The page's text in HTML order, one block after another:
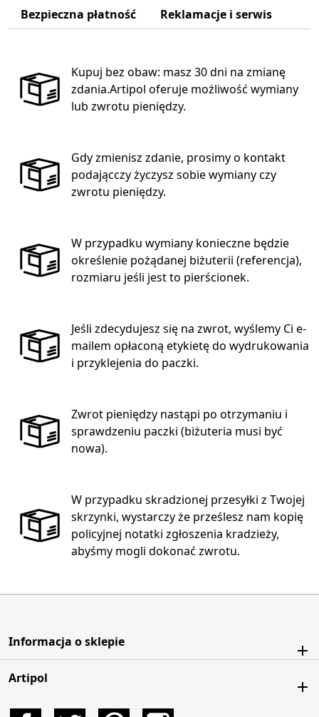
Bezpieczna płatność
Reklamacje i serwis
Kupuj bez obaw: masz 30 dni na zmianę
zdania.Artipol oferuje możliwość wymiany
lub zwrotu pieniędzy.
Gdy zmienisz zdanie, prosimy o kontakt
podającczy życzysz sobie wymiany czy
zwrotu pieniędzy.
W przypadku wymiany konieczne będzie
określenie pożądanej biżuterii (referencja),
rozmiaru jeśli jest to pierścionek.
Jeśli zdecydujesz się na zwrot, wyślemy Ci e-
mailem opłaconą etykietę do wydrukowania
i przyklejenia do paczki.
Zwrot pieniędzy nastąpi po otrzymaniu i
sprawdzeniu paczki (biżuteria musi być
nowa).
W przypadku skradzionej przesyłki z Twojej
skrzynki, wystarczy że prześlesz nam kopię
policyjnej notatki zgłoszenia kradzieży,
abyśmy mogli dokonać zwrotu.
Informacja o sklepie
Artipol